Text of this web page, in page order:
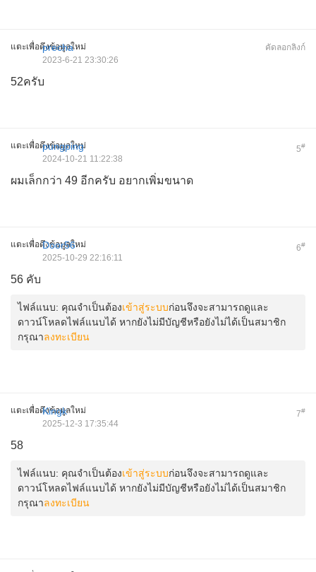
แตะเพื่อดึงข้อมูลใหม่ คัดลอกลิงก์
precha
2023-6-21 23:30:26
52ครับ
แตะเพื่อดึงข้อมูลใหม่ 5#
pungping
2024-10-21 11:22:38
ผมเล็กกว่า 49 อีกครับ อยากเพิ่มขนาด
แตะเพื่อดึงข้อมูลใหม่ 6#
Door56
2025-10-29 22:16:11
56 คับ
ไฟล์แนบ: คุณจำเป็นต้องเข้าสู่ระบบก่อนจึงจะสามารถดูและ
ดาวน์โหลดไฟล์แนบได้ หากยังไม่มีบัญชีหรือยังไม่ได้เป็นสมาชิก
กรุณาลงทะเบียน
แตะเพื่อดึงข้อมูลใหม่ 7#
Kingk
2025-12-3 17:35:44
58
ไฟล์แนบ: คุณจำเป็นต้องเข้าสู่ระบบก่อนจึงจะสามารถดูและ
ดาวน์โหลดไฟล์แนบได้ หากยังไม่มีบัญชีหรือยังไม่ได้เป็นสมาชิก
กรุณาลงทะเบียน